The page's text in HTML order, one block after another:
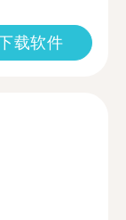
载软件